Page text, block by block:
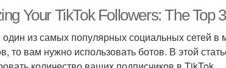
Your TikTok Followers: The Top
один из самых популярных социальных сетей в
то вам нужно использовать ботов. В этой